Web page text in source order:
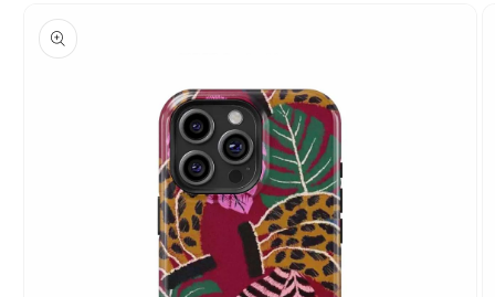
informations
produits